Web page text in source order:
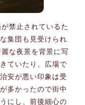
禁止されているた
集団も見受けられ
な夜景を背景に写
ていたり、広場で
安が悪い印象は受
多かったので街中
にし、前後細心の